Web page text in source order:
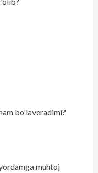
bo'laveradimi?
muhtoj